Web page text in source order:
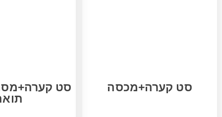
סט קערה+מסננת+מכסה